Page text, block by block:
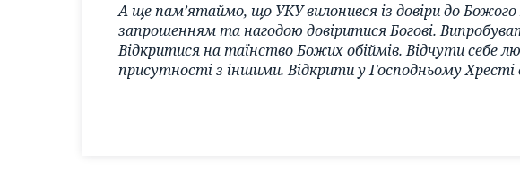
А ще пам’ятаймо, що УКУ вилонився із довіри до
запрошенням та нагодою довіритися Богові.
Відкритися на таїнство Божих обіймів. Відчути себе
присутності з іншими. Відкрити у Господньому Хресті